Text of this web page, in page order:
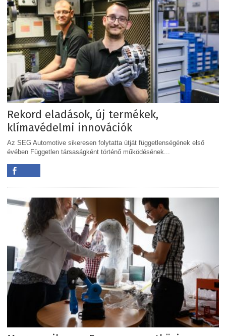
Rekord eladások, új termékek,
klímavédelmi innovációk
Az SEG Automotive sikeresen folytatta útját függetlenségének első
évében Független társaságként történő működésének...